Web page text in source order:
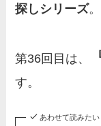
探しシリーズ。
第36回目は、
す。
あわせて読みたい